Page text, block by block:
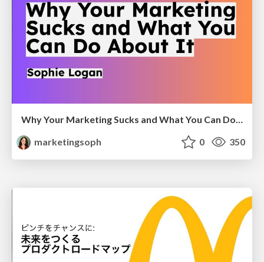
Why Your Marketing Sucks and What You Can Do About It - Sophie Logan
marketingsoph
0 350